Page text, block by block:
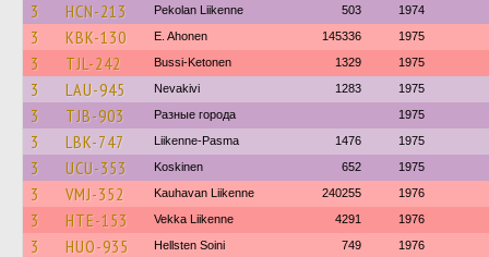
3 HCN-213 Pekolan Liikenne 503 1974
3 KBK-130 E. Ahonen 145336 1975
3 TJL-242 Bussi-Ketonen 1329 1975
3 LAU-945 Nevakivi 1283 1975
3 TJB-903 Разные города 1975
3 LBK-747 Liikenne-Pasma 1476 1975
3 UCU-353 Koskinen 652 1975
3 VMJ-352 Kauhavan Liikenne 240255 1976
3 HTE-153 Vekka Liikenne 4291 1976
3 HUO-935 Hellsten Soini 749 1976